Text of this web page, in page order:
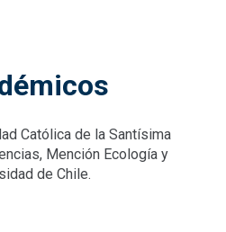
Católica de la Santísima
Mención Ecología y
de Chile.